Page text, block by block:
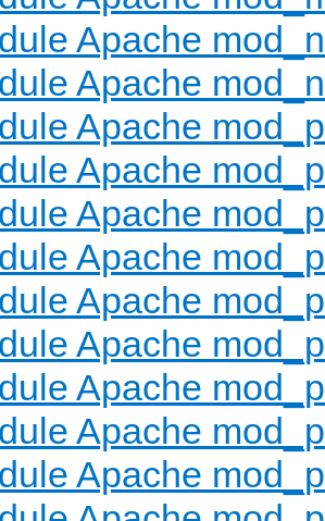
Apache
Apache
Apache
Apache
Apache
Apache
Apache
Apache
Apache
Apache
Apache